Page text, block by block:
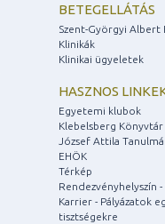
BETEGELLÁTÁS
Szent-Györgyi Albert
Klinikák
Klinikai ügyeletek
HASZNOS
Egyetemi klubok
Klebelsberg Könyvtár
József Attila
EHÖK
Térkép
Rendezvényhelyszín
Karrier - Pályázatok
tisztségekre